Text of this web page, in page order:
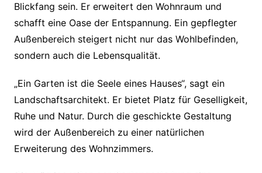
Blickfang sein. Er erweitert den Wohnraum und
schafft eine Oase der Entspannung. Ein gepflegter
Außenbereich steigert nicht nur das Wohlbefinden,
sondern auch die Lebensqualität.
„Ein Garten ist die Seele eines Hauses“, sagt ein
Landschaftsarchitekt. Er bietet Platz für Geselligkeit,
Ruhe und Natur. Durch die geschickte Gestaltung
wird der Außenbereich zu einer natürlichen
Erweiterung des Wohnzimmers.